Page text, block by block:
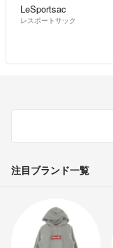
LeSportsac
レスポートサック
注目ブランド一覧